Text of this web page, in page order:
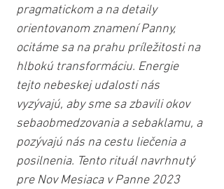
pragmatickom a na detaily
orientovanom znamení Panny,
ocitáme sa na prahu príležitosti na
hlbokú transformáciu. Energie
tejto nebeskej udalosti nás
vyzývajú, aby sme sa zbavili okov
sebaobmedzovania a sebaklamu, a
pozývajú nás na cestu liečenia a
posilnenia. Tento rituál navrhnutý
pre Nov Mesiaca v Panne 2023